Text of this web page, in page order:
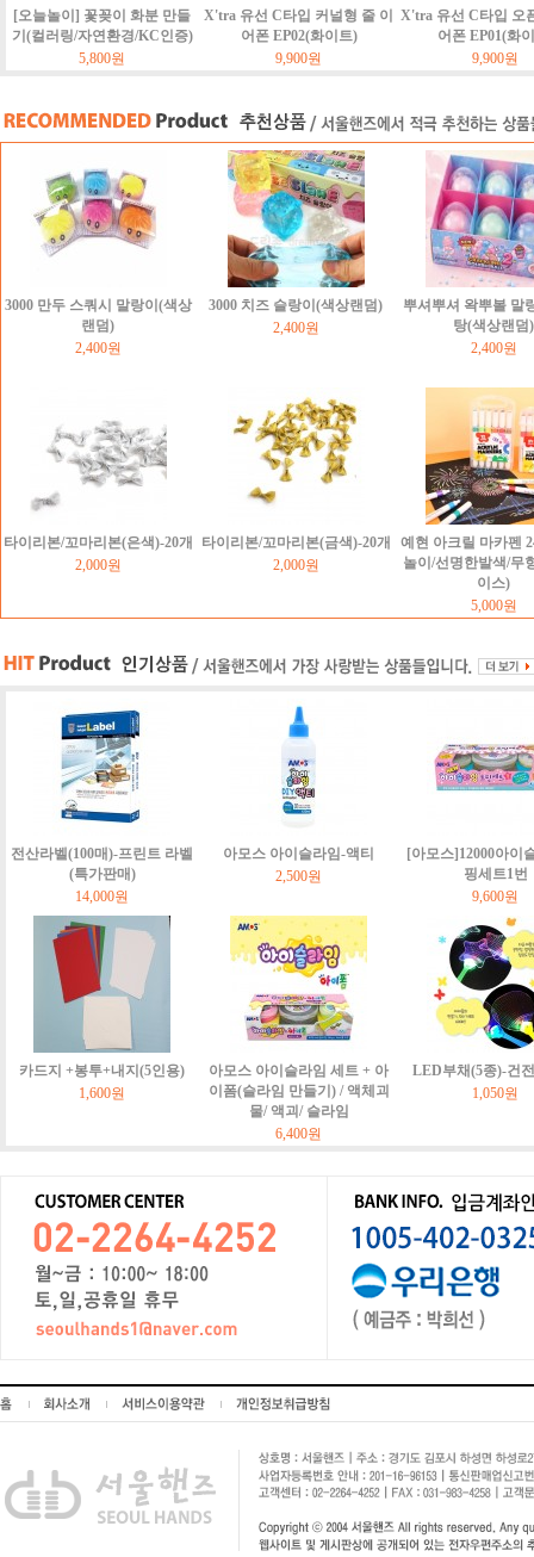
[오늘놀이] 꽃꽂이 화분 만들
기(컬러링/자연환경/KC인증)
5,800원
X'tra 유선 C타입 커널형 줄 이
어폰 EP02(화이트)
9,900원
X'tra 유선 C타입 오
어폰 EP01(화
9,900원
3000 만두 스쿼시 말랑이(색상
랜덤)
2,400원
3000 치즈 슬랑이(색상랜덤)
2,400원
뿌셔뿌셔 왁뿌볼 말
탕(색상랜덤)
2,400원
타이리본/꼬마리본(은색)-20개
2,000원
타이리본/꼬마리본(금색)-20개
2,000원
예현 아크릴 마카펜
놀이/선명한발색/무
이스)
5,000원
전산라벨(100매)-프린트 라벨
(특가판매)
14,000원
아모스 아이슬라임-액티
2,500원
[아모스]12000아이
핑세트1번
9,600원
카드지 +봉투+내지(5인용)
1,600원
아모스 아이슬라임 세트 + 아
이폼(슬라임 만들기) / 액체괴
물/ 액괴/ 슬라임
6,400원
LED부채(5종)-건
1,050원